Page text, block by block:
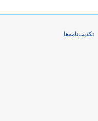
تکذیب‌نامه‌ها